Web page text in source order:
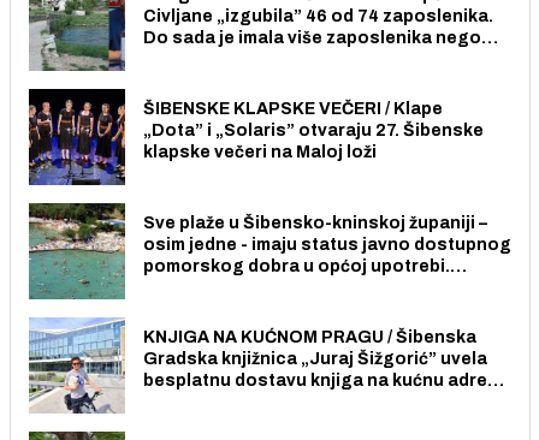
Civljane „izgubila” 46 od 74 zaposlenika.
Do sada je imala više zaposlenika nego
ŠIBENSKE KLAPSKE VEČERI / Klape
„Dota” i „Solaris” otvaraju 27. Šibenske
klapske večeri na Maloj loži
Sve plaže u Šibensko-kninskoj županiji –
osim jedne - imaju status javno dostupnog
pomorskog dobra u općoj upotrebi.
KNJIGA NA KUĆNOM PRAGU / Šibenska
Gradska knjižnica „Juraj Šižgorić” uvela
besplatnu dostavu knjiga na kućnu adresu